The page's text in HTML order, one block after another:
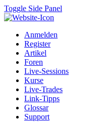
Toggle Side Panel
Anmelden
Register
Artikel
Foren
Live-Sessions
Kurse
Live-Trades
Link-Tipps
Glossar
Support